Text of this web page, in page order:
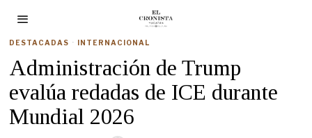
DESTACADAS · INTERNACIONAL
Administración de Trump
evalúa redadas de ICE durante
Mundial 2026